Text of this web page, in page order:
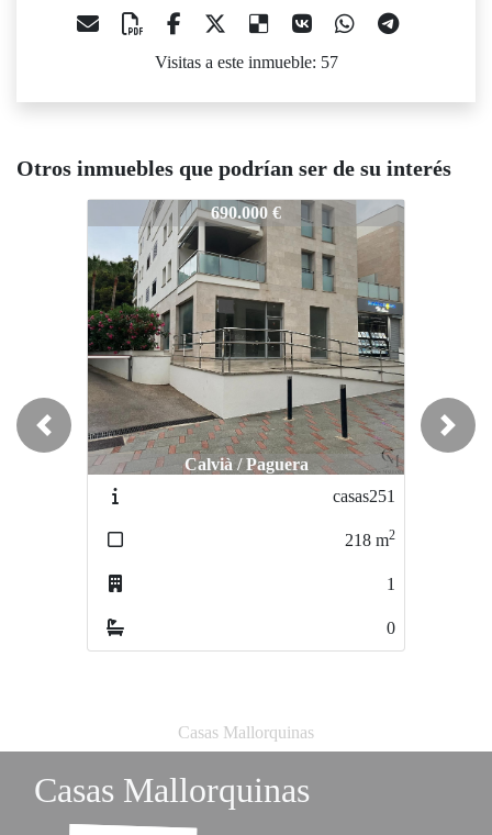
Visitas a este inmueble: 57
Otros inmuebles que podrían ser de su interés
690.000 €
Calvià / Paguera
casas155 1.030.000 €
Muro / Muro
casas243
3000m
Previous Next
Casas Mallorquinas
Casas Mallorquinas